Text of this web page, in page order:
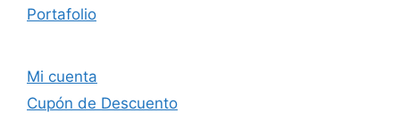
Portafolio
Mi cuenta
Cupón de Descuento